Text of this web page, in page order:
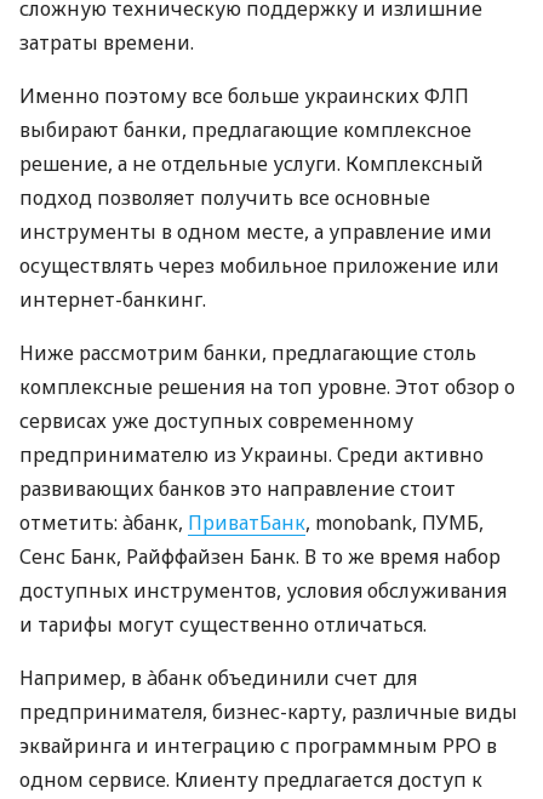
сложную техническую поддержку и излишние
затраты времени.
Именно поэтому все больше украинских ФЛП
выбирают банки, предлагающие комплексное
решение, а не отдельные услуги. Комплексный
подход позволяет получить все основные
инструменты в одном месте, а управление ими
осуществлять через мобильное приложение или
интернет-банкинг.
Ниже рассмотрим банки, предлагающие столь
комплексные решения на топ уровне. Этот обзор о
сервисах уже доступных современному
предпринимателю из Украины. Среди активно
развивающих банков это направление стоит
отметить: àбанк, ПриватБанк, monobank, ПУМБ,
Сенс Банк, Райффайзен Банк. В то же время набор
доступных инструментов, условия обслуживания
и тарифы могут существенно отличаться.
Например, в àбанк объединили счет для
предпринимателя, бизнес-карту, различные виды
эквайринга и интеграцию с программным РРО в
одном сервисе. Клиенту предлагается доступ к